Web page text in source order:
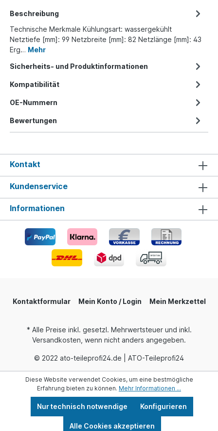
Beschreibung
Technische Merkmale Kühlungsart: wassergekühlt
Netztiefe [mm]: 99 Netzbreite [mm]: 82 Netzlänge [mm]: 43
Erg… Mehr
Sicherheits- und Produktinformationen
Kompatibilität
OE-Nummern
Bewertungen
Kontakt
Kundenservice
Informationen
Kontaktformular Mein Konto / Login Mein Merkzettel
* Alle Preise inkl. gesetzl. Mehrwertsteuer und inkl.
Versandkosten, wenn nicht anders angegeben.
© 2022 ato-teileprofi24.de | ATO-Teileprofi24
Diese Website verwendet Cookies, um eine bestmögliche
Erfahrung bieten zu können. Mehr Informationen ...
Nur technisch notwendige Konfigurieren
Alle Cookies akzeptieren